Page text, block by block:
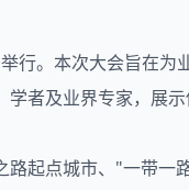
行。本次大会旨在为
者及业界专家，展示
起点城市、"一带